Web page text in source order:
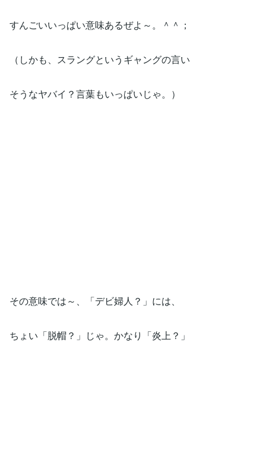
すんごいいっぱい意味あるぜよ～。＾＾；
（しかも、スラングというギャングの言い
そうなヤバイ？言葉もいっぱいじゃ。）
その意味では～、「デビ婦人？」には、
ちょい「脱帽？」じゃ。かなり「炎上？」